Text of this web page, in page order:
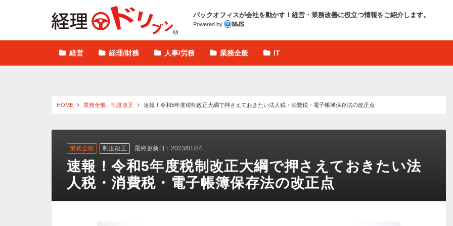
バックオフィスが会社を動かす！ 経営・業務改善に役立つ情報をご紹介します。
Powered by
経営 経理/財務 人事/労務 業務全般 IT
HOME 業務全般 制度改正 速報！令和5年度税制改正大綱で押さえておきたい法人税・消費税・電子帳簿保存法の改正点
業務全般 制度改正 最終更新日：2023/01/24
速報！令和5年度税制改正大綱で押さえておきたい法
人税・消費税・電子帳簿保存法の改正点